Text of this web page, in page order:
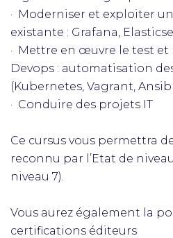
· Moderniser et exploiter
existante : Grafana,
· Mettre en œuvre le test
Devops : automatisation
(Kubernetes, Vagrant,
· Conduire des projets IT
Ce cursus vous permettra
reconnu par l’Etat de
niveau 7).
Vous aurez également la
certifications éditeurs